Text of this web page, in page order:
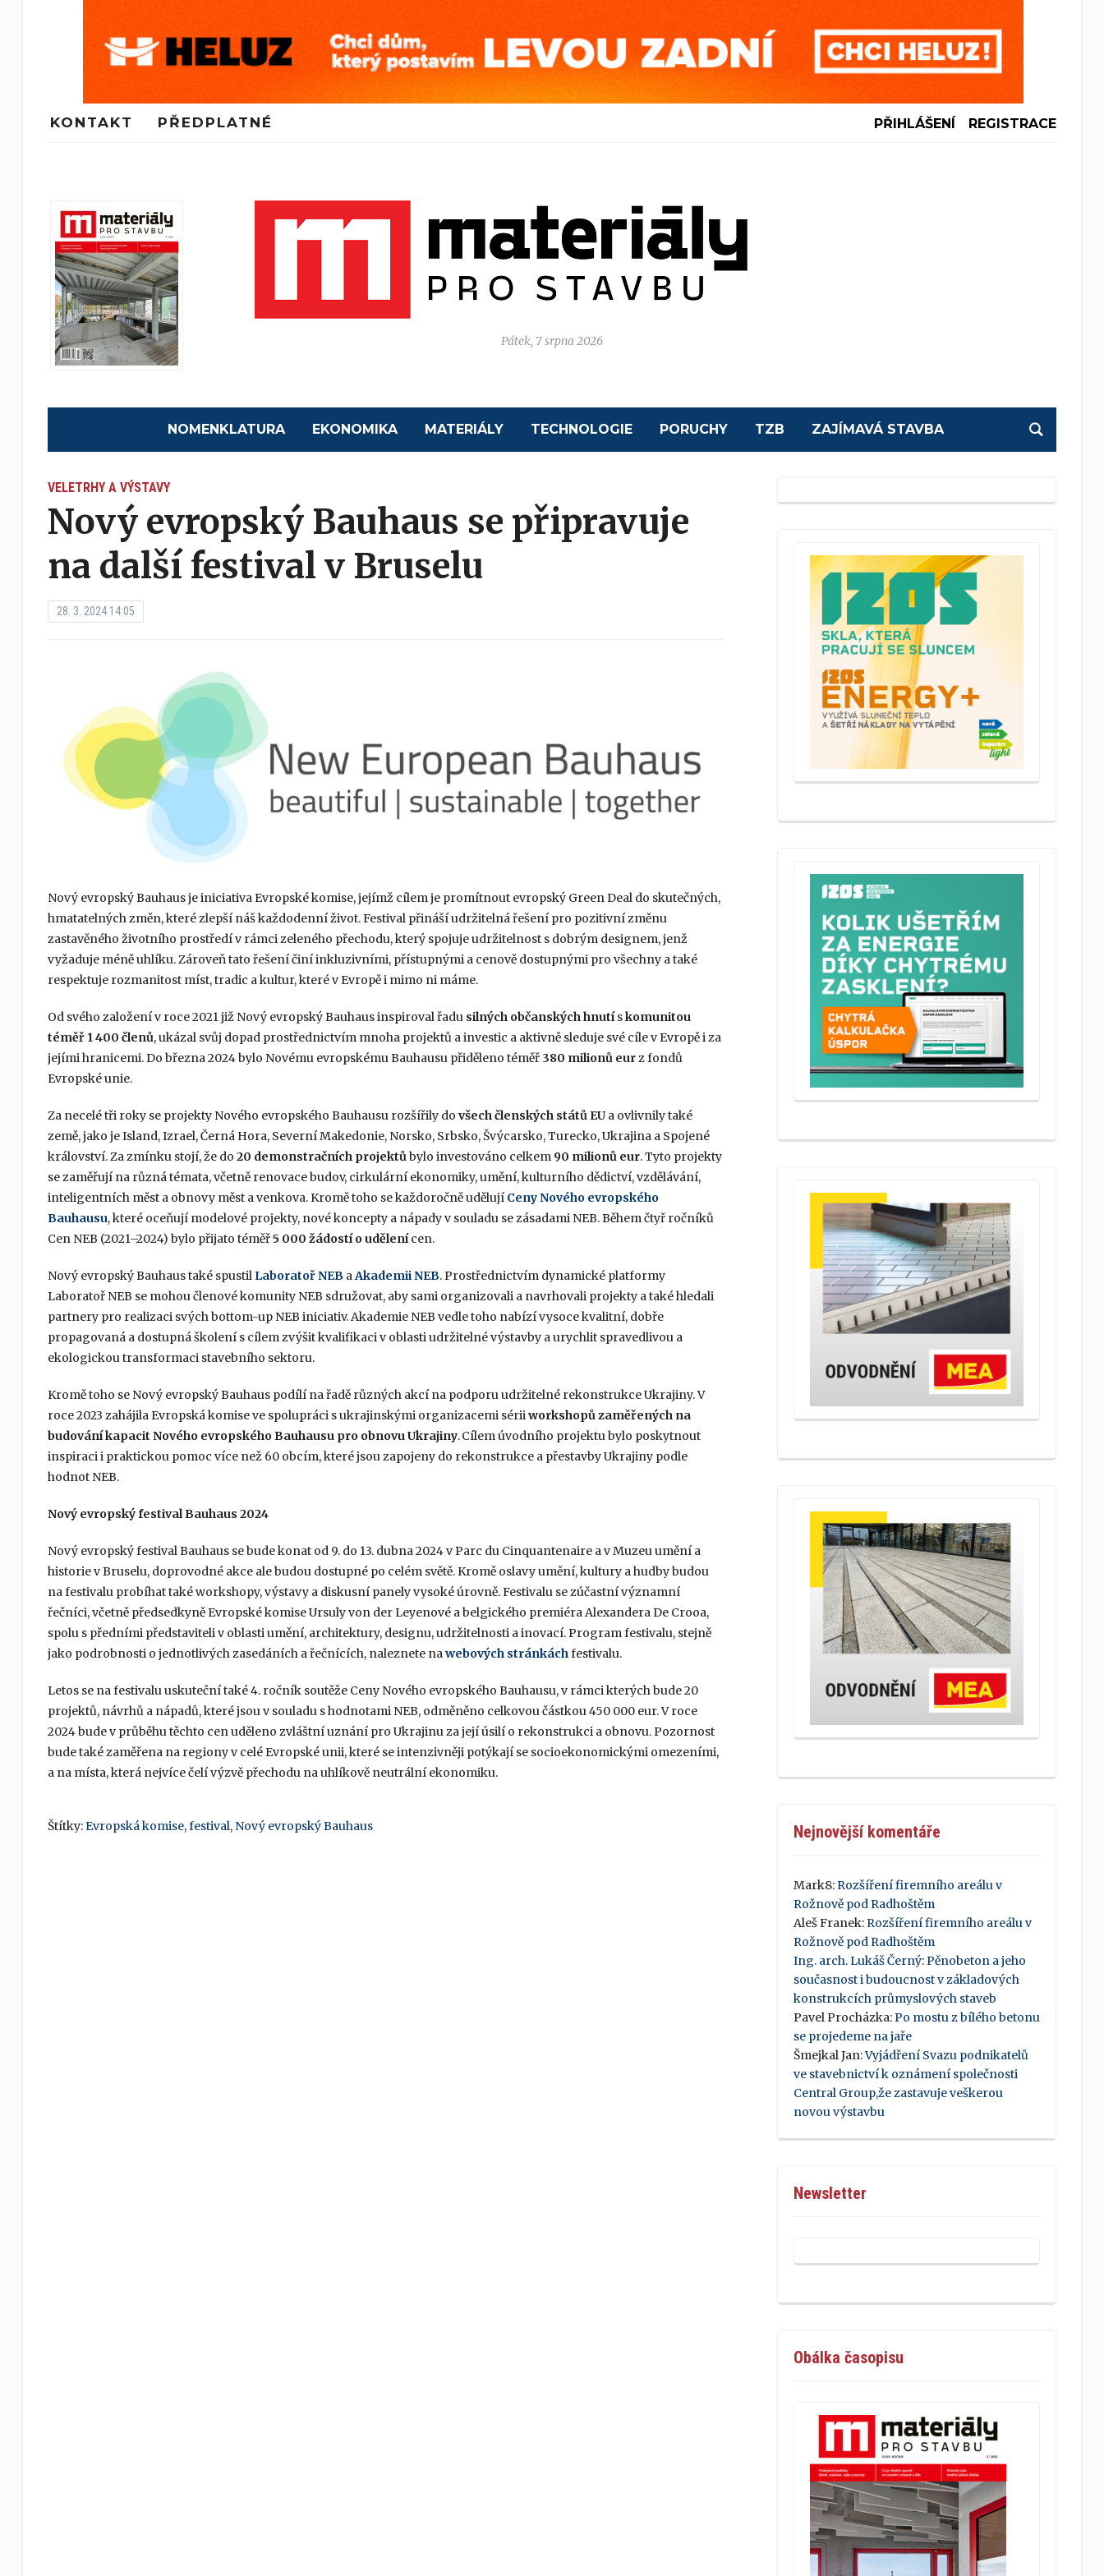
KONTAKT PŘEDPLATNÉ PŘIHLÁŠENÍ REGISTRACE
Pátek, 7 srpna 2026
NOMENKLATURA EKONOMIKA MATERIÁLY TECHNOLOGIE PORUCHY TZB ZAJÍMAVÁ STAVBA
VELETRHY A VÝSTAVY
Nový evropský Bauhaus se připravuje
na další festival v Bruselu
28. 3. 2024 14:05
Nový evropský Bauhaus je iniciativa Evropské komise, jejímž cílem je promítnout evropský Green Deal do skutečných,
hmatatelných změn, které zlepší náš každodenní život. Festival přináší udržitelná řešení pro pozitivní změnu
zastavěného životního prostředí v rámci zeleného přechodu, který spojuje udržitelnost s dobrým designem, jenž
vyžaduje méně uhlíku. Zároveň tato řešení činí inkluzivními, přístupnými a cenově dostupnými pro všechny a také
respektuje rozmanitost míst, tradic a kultur, které v Evropě i mimo ni máme.
Od svého založení v roce 2021 již Nový evropský Bauhaus inspiroval řadu silných občanských hnutískomunitou
téměř 1 400 členů, ukázal svůj dopad prostřednictvím mnoha projektů a investic a aktivně sleduje své cíle v Evropě i za
jejími hranicemi. Do března 2024 bylo Novému evropskému Bauhausu přiděleno téměř 380 milionů eurz fondů
Evropské unie.
Za necelé tři roky se projekty Nového evropského Bauhausu rozšířily do všech členských států EU a ovlivnily také
země, jako je Island, Izrael, Černá Hora, Severní Makedonie, Norsko, Srbsko, Švýcarsko, Turecko, Ukrajina a Spojené
království. Za zmínku stojí, že do 20 demonstračních projektů bylo investováno celkem 90 milionů eur. Tyto projekty
se zaměřují na různá témata, včetně renovace budov, cirkulární ekonomiky, umění, kulturního dědictví, vzdělávání,
inteligentních měst a obnovy měst a venkova. Kromě toho se každoročně udělují Ceny Nového evropského
Bauhausu, které oceňují modelové projekty, nové koncepty a nápady v souladu se zásadami NEB. Během čtyř ročníků
Cen NEB (2021–2024) bylo přijato téměř5 000 žádostí o udělenícen.
Nový evropský Bauhaus také spustil Laboratoř NEB a Akademii NEB. Prostřednictvím dynamické platformy
Laboratoř NEB se mohou členové komunity NEB sdružovat, aby sami organizovali a navrhovali projekty a také hledali
partnery pro realizaci svých bottom-up NEB iniciativ. Akademie NEB vedle toho nabízí vysoce kvalitní, dobře
propagovaná a dostupná školení s cílem zvýšit kvalifikaci v oblasti udržitelné výstavby a urychlit spravedlivou a
ekologickou transformaci stavebního sektoru.
Kromě toho se Nový evropský Bauhaus podílí na řadě různých akcí na podporu udržitelné rekonstrukce Ukrajiny. V
roce 2023 zahájila Evropská komise ve spolupráci s ukrajinskými organizacemi sérii workshopů zaměřených na
budování kapacit Nového evropského Bauhausu pro obnovu Ukrajiny. Cílem úvodního projektu bylo poskytnout
inspiraci i praktickou pomoc více než 60 obcím, které jsou zapojeny do rekonstrukce a přestavby Ukrajiny podle
hodnot NEB.
Nový evropský festival Bauhaus 2024
Nový evropský festival Bauhaus se bude konat od 9. do 13. dubna 2024 v Parc du Cinquantenaire a v Muzeu umění a
historie v Bruselu, doprovodné akce ale budou dostupné po celém světě. Kromě oslavy umění, kultury a hudby budou
na festivalu probíhat také workshopy, výstavy a diskusní panely vysoké úrovně. Festivalu se zúčastní významní
řečníci, včetně předsedkyně Evropské komise Ursuly von der Leyenové a belgického premiéra Alexandera De Crooa,
spolu s předními představiteli v oblasti umění, architektury, designu, udržitelnosti a inovací. Program festivalu, stejně
jako podrobnosti o jednotlivých zasedáních a řečnících, naleznete na webových stránkách festivalu.
Letos se na festivalu uskuteční také 4. ročník soutěže Ceny Nového evropského Bauhausu, v rámci kterých bude 20
projektů, návrhů a nápadů, které jsou v souladu s hodnotami NEB, odměněno celkovou částkou 450 000 eur. V roce
2024 bude v průběhu těchto cen uděleno zvláštní uznání pro Ukrajinu za její úsilí o rekonstrukci a obnovu. Pozornost
bude také zaměřena na regiony v celé Evropské unii, které se intenzivněji potýkají se socioekonomickými omezeními,
a na místa, která nejvíce čelí výzvě přechodu na uhlíkově neutrální ekonomiku.
Štítky:Evropská komise,festival, Nový evropský Bauhaus Nejnovější komentáře
Mark8:Rozšíření firemního areálu v
Rožnově pod Radhoštěm
Aleš Franek:Rozšíření firemního areálu v
Rožnově pod Radhoštěm
Ing. arch. Lukáš Černý:Pěnobeton a jeho
současnost i budoucnost v základových
konstrukcích průmyslových staveb
Pavel Procházka:Po mostu z bílého betonu
se projedeme na jaře
Šmejkal Jan:Vyjádření Svazu podnikatelů
ve stavebnictví k oznámení společnosti
Central Group,že zastavuje veškerou
novou výstavbu
Newsletter
Obálka časopisu